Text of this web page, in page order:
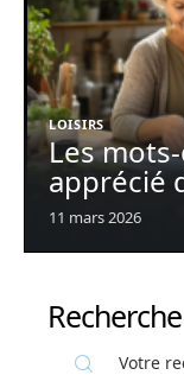
LOISIRS
Les
apprécié
11 mars 2026
Recherche